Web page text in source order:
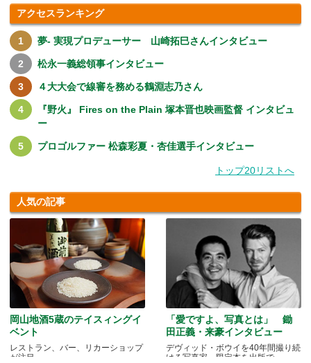
アクセスランキング
夢- 実現プロデューサー 山崎拓巳さんインタビュー
松永一義総領事インタビュー
４大大会で線審を務める鶴淵志乃さん
『野火』 Fires on the Plain 塚本晋也映画監督 インタビュ
ー
プロゴルファー 松森彩夏・杏佳選手インタビュー
トップ20リストへ
人気の記事
岡山地酒5蔵のテイスィングイ
ベント
レストラン、バー、リカーショップ
が注目
「愛ですよ、写真とは」 鋤
田正義・来豪インタビュー
デヴィッド・ボウイを40年間撮り続
ける写真家、限定本を出版で